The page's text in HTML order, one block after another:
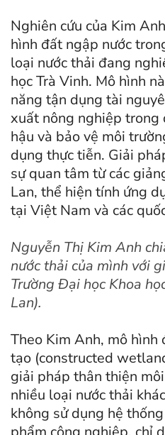
Nghiên cứu của Kim
hình đất ngập nước
loại nước thải đang
học Trà Vinh. Mô hình
năng tận dụng tài
xuất nông nghiệp trong
hậu và bảo vệ môi
dụng thực tiễn. Giải
sự quan tâm từ các
Lan, thể hiện tính ứng
tại Việt Nam và các
Nguyễn Thị Kim Anh
nước thải của mình với
Trường Đại học Khoa
Lan).
Theo Kim Anh, mô hình
tạo (constructed
giải pháp thân thiện
nhiều loại nước thải
không sử dụng hệ